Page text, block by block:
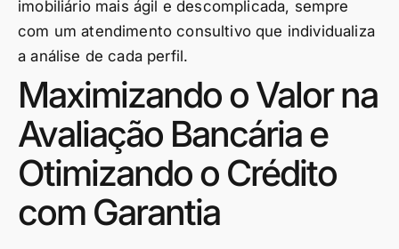
imobiliário mais ágil e descomplicada, sempre
com um atendimento consultivo que individualiza
a análise de cada perfil.
Maximizando o Valor na
Avaliação Bancária e
Otimizando o Crédito
com Garantia